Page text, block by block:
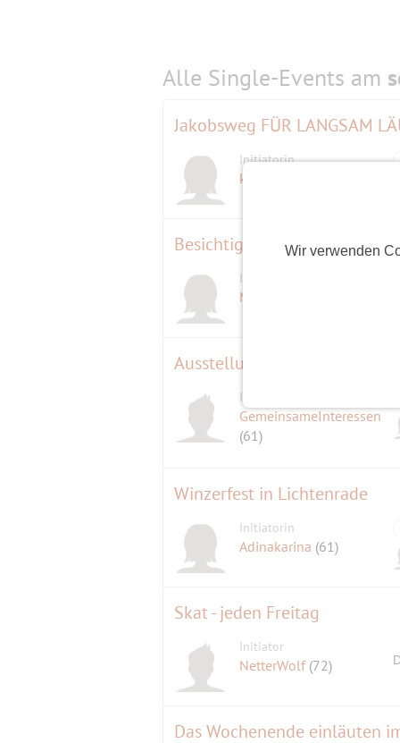
Wir verwenden
Alle Single-Events am
Jakobsweg FÜR LANGSAM
Initiatorin
kooky
Besichtigungsführung
Initiatorin
Marion
Initiator
GemeinsameInteressen
(61)
Winzerfest in Lichtenrade
Initiatorin
Adinakarina (61)
Skat - jeden Freitag
Initiator
NetterWolf (72)